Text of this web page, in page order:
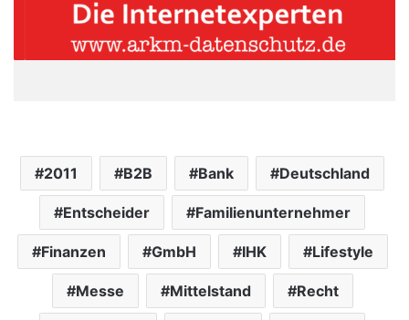
2011 B2B Bank Deutschland
Entscheider Familienunternehmer
Finanzen GmbH IHK Lifestyle
Messe Mittelstand Recht